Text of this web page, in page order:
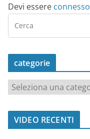
Devi essere connesso
categorie
a
t
VIDEO RECENTI